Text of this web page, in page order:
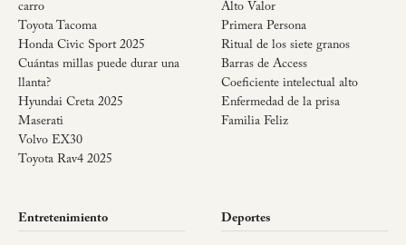
carro
Toyota Tacoma
Honda Civic Sport 2025
Cuántas millas puede durar una
llanta?
Hyundai Creta 2025
Maserati
Volvo EX30
Toyota Rav4 2025
Alto Valor
Primera Persona
Ritual de los siete granos
Barras de Access
Coeficiente intelectual alto
Enfermedad de la prisa
Familia Feliz
Entretenimiento Deportes